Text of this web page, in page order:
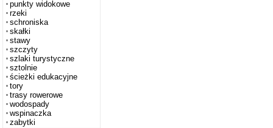
punkty widokowe
rzeki
schroniska
skałki
stawy
szczyty
szlaki turystyczne
sztolnie
ścieżki edukacyjne
tory
trasy rowerowe
wodospady
wspinaczka
zabytki